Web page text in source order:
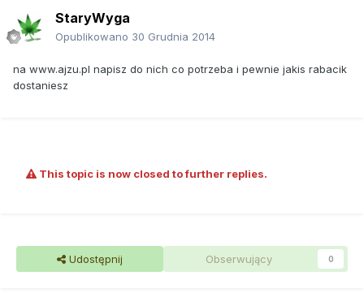
StaryWyga
Opublikowano 30 Grudnia 2014
na www.ajzu.pl napisz do nich co potrzeba i pewnie jakis rabacik
dostaniesz
This topic is now closed to further replies.
Udostępnij Obserwujący 0